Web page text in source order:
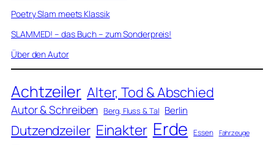
Poetry Slam meets Klassik
SLAMMED! – das Buch – zum Sonderpreis!
Über den Autor
Achtzeiler Alter, Tod & Abschied
Autor & Schreiben Berg, Fluss & Tal Berlin
Dutzendzeiler Einakter Erde Essen Fahrzeuge